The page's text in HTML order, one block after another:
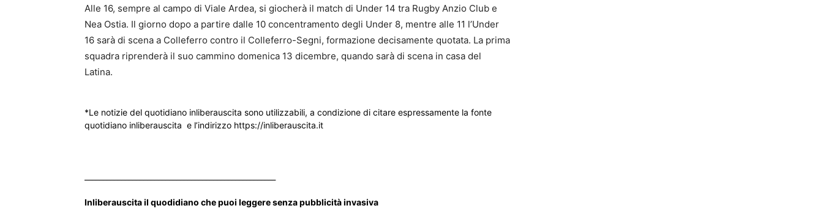
Alle 16, sempre al campo di Viale Ardea, si giocherà il match di Under 14 tra Rugby Anzio Club e
Nea Ostia. Il giorno dopo a partire dalle 10 concentramento degli Under 8, mentre alle 11 l’Under
16 sarà di scena a Colleferro contro il Colleferro-Segni, formazione decisamente quotata. La prima
squadra riprenderà il suo cammino domenica 13 dicembre, quando sarà di scena in casa del
Latina.
*Le notizie del quotidiano inliberauscita sono utilizzabili, a condizione di citare espressamente la fonte
quotidiano inliberauscita e l’indirizzo https://inliberauscita.it
Inliberauscita il quodidiano che puoi leggere senza pubblicità invasiva